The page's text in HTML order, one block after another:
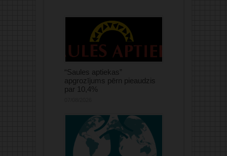
“Saules aptiekas”
apgrozījums pērn pieaudzis
par 10,4%